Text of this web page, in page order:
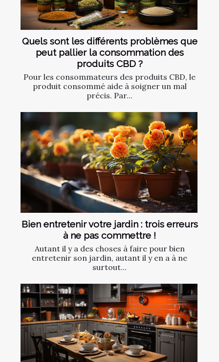
Quels sont les différents problèmes que
peut pallier la consommation des
produits CBD ?
Pour les consommateurs des produits CBD, le
produit consommé aide à soigner un mal
précis. Par...
Bien entretenir votre jardin : trois erreurs
à ne pas commettre !
Autant il y a des choses à faire pour bien
entretenir son jardin, autant il y en a à ne
surtout...